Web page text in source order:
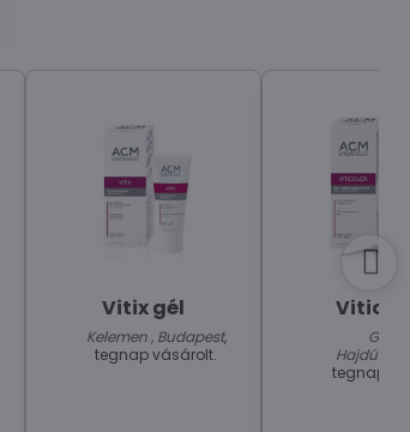
Vitix gél
Kelemen , Budapest,
tegnap vásárolt.
tegnap